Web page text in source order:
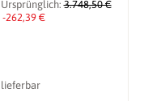
Ursprünglich:3.748,50 €
-262,39 €
lieferbar